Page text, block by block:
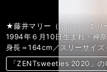
左から松田蘭さん、小湊美月
生さん
矢沢隆則●撮影 photo by
「ZENTsweeties 2020」の
左から松田蘭さん、小湊美月
生さん
矢沢隆則●撮影 photo by
「ZENTsweeties 2020」の
左から松田蘭さん、小湊美月
生さん
矢沢隆則●撮影 photo by
「ZENTsweeties 2020」の
★藤井マリー（ふじい・まり
1994年６月10日生まれ・神
身長＝164cm／スリーサイ
「ZENTsweeties 2020」の
★藤井マリー（ふじい・まり
1994年６月10日生まれ・神
身長＝164cm／スリーサイ
「ZENTsweeties 2020」の
★藤井マリー（ふじい・まり
1994年６月10日生まれ・神
身長＝164cm／スリーサイ
「ZENTsweeties 2020」の
★藤井マリー（ふじい・まり
1994年６月10日生まれ・神
身長＝164cm／スリーサイ
「ZENTsweeties 2020」の
★藤井マリー（ふじい・まり
1994年６月10日生まれ・神
身長＝164cm／スリーサイ
「ZENTsweeties 2020」の
★藤井マリー（ふじい・まり
1994年６月10日生まれ・神
身長＝164cm／スリーサイ
「ZENTsweeties 2020」の
★藤井マリー（ふじい・まり
1994年６月10日生まれ・神
身長＝164cm／スリーサイ
「ZENTsweeties 2020」の
★藤井マリー（ふじい・まり
1994年６月10日生まれ・神
身長＝164cm／スリーサイ
「ZENTsweeties 2020」の
★松田蘭（まつだ・らん）さ
1997年９月４日生まれ・愛
身長＝164cm／スリーサイ
「ZENTsweeties 2020」の
★松田蘭（まつだ・らん）さ
1997年９月４日生まれ・愛
身長＝164cm／スリーサイ
「ZENTsweeties 2020」の
★松田蘭（まつだ・らん）さ
1997年９月４日生まれ・愛
身長＝164cm／スリーサイ
「ZENTsweeties 2020」の
★松田蘭（まつだ・らん）さ
1997年９月４日生まれ・愛
身長＝164cm／スリーサイ
「ZENTsweeties 2020」の
★松田蘭（まつだ・らん）さ
1997年９月４日生まれ・愛
身長＝164cm／スリーサイ
「ZENTsweeties 2020」の
★松田蘭（まつだ・らん）さ
1997年９月４日生まれ・愛
身長＝164cm／スリーサイ
「ZENTsweeties 2020」の
★松田蘭（まつだ・らん）さ
1997年９月４日生まれ・愛
身長＝164cm／スリーサイ
「ZENTsweeties 2020」の
★松田蘭（まつだ・らん）さ
1997年９月４日生まれ・愛
身長＝164cm／スリーサイ
「ZENTsweeties 2020」の
★高橋菜生（たかはし・なお
1996年11月18日生まれ・東
身長＝166cm／スリーサイ
「ZENTsweeties 2020」の
★高橋菜生（たかはし・なお
1996年11月18日生まれ・東
身長＝166cm／スリーサイ
「ZENTsweeties 2020」の
★高橋菜生（たかはし・なお
1996年11月18日生まれ・東
身長＝166cm／スリーサイ
「ZENTsweeties 2020」の
★高橋菜生（たかはし・なお
1996年11月18日生まれ・東
身長＝166cm／スリーサイ
「ZENTsweeties 2020」の
★高橋菜生（たかはし・なお
1996年11月18日生まれ・東
身長＝166cm／スリーサイ
「ZENTsweeties 2020」の
★高橋菜生（たかはし・なお
1996年11月18日生まれ・東
身長＝166cm／スリーサイ
「ZENTsweeties 2020」の
★高橋菜生（たかはし・なお
1996年11月18日生まれ・東
身長＝166cm／スリーサイ
「ZENTsweeties 2020」の
★高橋菜生（たかはし・なお
1996年11月18日生まれ・東
身長＝166cm／スリーサイ
「ZENTsweeties 2020」の
★小湊美月（こみなと・みづ
1999年７月13日生まれ・東
身長＝164cm／スリーサイ
「ZENTsweeties 2020」の
★小湊美月（こみなと・みづ
1999年７月13日生まれ・東
身長＝164cm／スリーサイ
「ZENTsweeties 2020」の
★小湊美月（こみなと・みづ
1999年７月13日生まれ・東
身長＝164cm／スリーサイ
「ZENTsweeties 2020」の
★小湊美月（こみなと・みづ
1999年７月13日生まれ・東
身長＝164cm／スリーサイ
「ZENTsweeties 2020」の
★小湊美月（こみなと・みづ
1999年７月13日生まれ・東
身長＝164cm／スリーサイ
「ZENTsweeties 2020」の
★小湊美月（こみなと・みづ
1999年７月13日生まれ・東
身長＝164cm／スリーサイ
「ZENTsweeties 2020」の
★小湊美月（こみなと・みづ
1999年７月13日生まれ・東
身長＝164cm／スリーサイ
「ZENTsweeties 2020」の
★小湊美月（こみなと・みづ
1999年７月13日生まれ・東
身長＝164cm／スリーサイ
「ZENTsweeties 2020」の
★亀澤杏奈（かめざわ・あん
1991年10月５日生まれ・愛
身長＝164cm／スリーサイ
「ZENTsweeties 2020」の
★亀澤杏奈（かめざわ・あん
1991年10月５日生まれ・愛
身長＝164cm／スリーサイ
「ZENTsweeties 2020」の
★亀澤杏奈（かめざわ・あん
1991年10月５日生まれ・愛
身長＝164cm／スリーサイ
「ZENTsweeties 2020」の
★亀澤杏奈（かめざわ・あん
1991年10月５日生まれ・愛
身長＝164cm／スリーサイ
「ZENTsweeties 2020」の
★亀澤杏奈（かめざわ・あん
1991年10月５日生まれ・愛
身長＝164cm／スリーサイ
「ZENTsweeties 2020」の
★亀澤杏奈（かめざわ・あん
1991年10月５日生まれ・愛
身長＝164cm／スリーサイ
「ZENTsweeties 2020」の
★亀澤杏奈（かめざわ・あん
1991年10月５日生まれ・愛
身長＝164cm／スリーサイ
「ZENTsweeties 2020」の
★亀澤杏奈（かめざわ・あん
1991年10月５日生まれ・愛
身長＝164cm／スリーサイ
「ZENTsweeties 2020」の
前へ